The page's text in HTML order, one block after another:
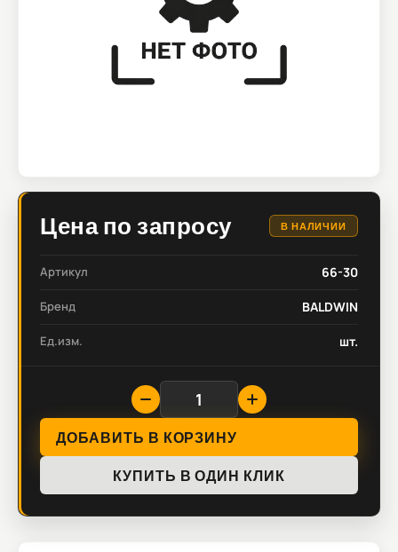
Цена по запросу В НАЛИЧИИ
Артикул 66-30
Бренд BALDWIN
Ед.изм. шт.
ДОБАВИТЬ В КОРЗИНУ
КУПИТЬ В ОДИН КЛИК